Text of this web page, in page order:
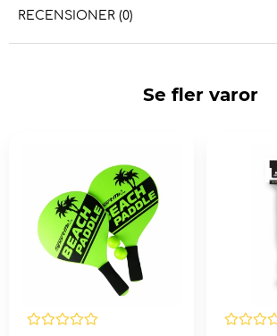
RECENSIONER (0)
Se fler varor